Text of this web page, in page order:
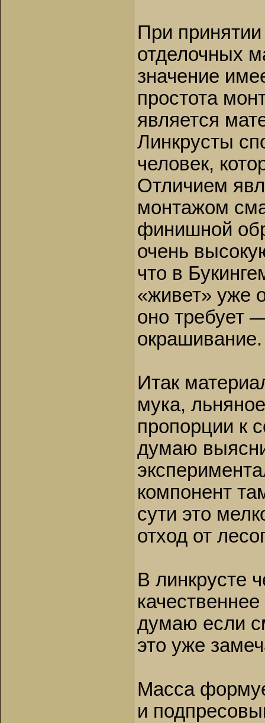
При
отделочных
значение
простота
является
Линкрусты
человек,
Отличием
монтажом
финишной
очень
что в
«живет» уже
оно требует
Итак
мука,
пропорции к
думаю
компонент
сути это
отход от
В линкрусте
думаю если
это уже
Масса
и